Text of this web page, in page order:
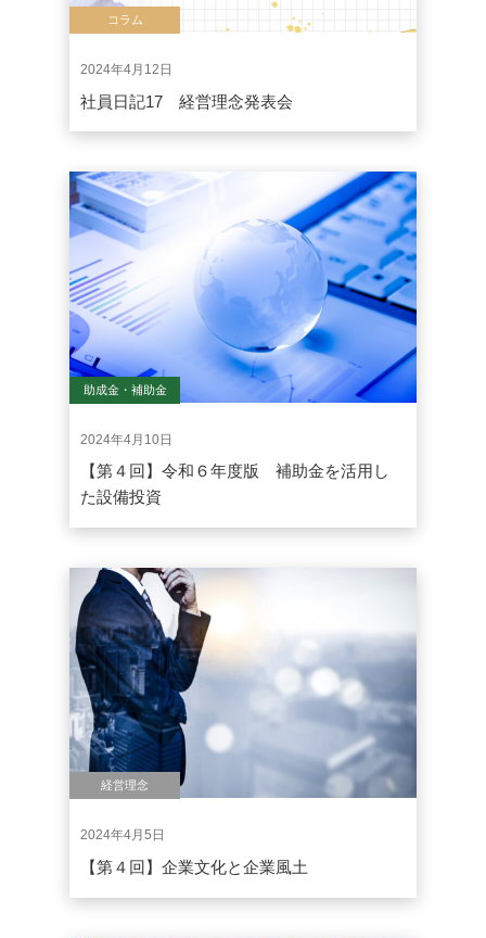
コラム
2024年4月12日
社員日記17 経営理念発表会
助成金・補助金
2024年4月10日
【第４回】令和６年度版 補助金を活用し
た設備投資
経営理念
2024年4月5日
【第４回】企業文化と企業風土